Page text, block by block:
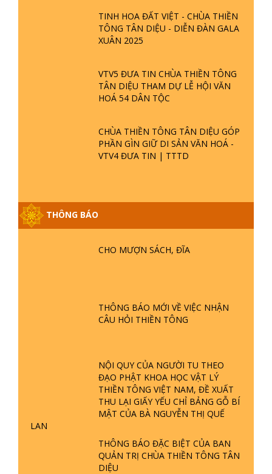
TINH HOA ĐẤT VIỆT - CHÙA THIỀN
TÔNG TÂN DIỆU - DIỄN ĐÀN GALA
XUÂN 2025
VTV5 ĐƯA TIN CHÙA THIỀN TÔNG
TÂN DIỆU THAM DỰ LỄ HỘI VĂN
HOÁ 54 DÂN TỘC
CHÙA THIỀN TÔNG TÂN DIỆU GÓP
PHẦN GÌN GIỮ DI SẢN VĂN HOÁ -
VTV4 ĐƯA TIN | TTTD
THÔNG BÁO
CHO MƯỢN SÁCH, ĐĨA
THÔNG BÁO MỚI VỀ VIỆC NHẬN
CÂU HỎI THIỀN TÔNG
NỘI QUY CỦA NGƯỜI TU THEO
ĐẠO PHẬT KHOA HỌC VẬT LÝ
THIỀN TÔNG VIỆT NAM, ĐỀ XUẤT
THU LẠI GIẤY YẾU CHỈ BẢNG GỖ BÍ
MẬT CỦA BÀ NGUYỄN THỊ QUẾ
LAN
THÔNG BÁO ĐẶC BIỆT CỦA BAN
QUẢN TRỊ CHÙA THIỀN TÔNG TÂN
DIỆU
GIẢI ĐÁP ĐẶC BIỆT P25 - SUỐT 49
TTTD
GIẢI ĐÁP ĐẶC BIỆT P23 - THIÊN
TĂNG? | TTTD
GIẢI ĐÁP THIỀN TÔNG ĐẶC BIỆT P22
- TẠI SAO TRÁI ĐẤT NHIỀU THIÊN TAI
- LŨ LỤT - HỎA HOẠN | TTTD
GIẢI ĐÁP THIỀN TÔNG ĐẶC BIỆT P21
- TẠI SAO ĐỨC PHẬT BƯỚC ĐI 7
BƯỚC TRÊN HOA SEN ? | TTTD